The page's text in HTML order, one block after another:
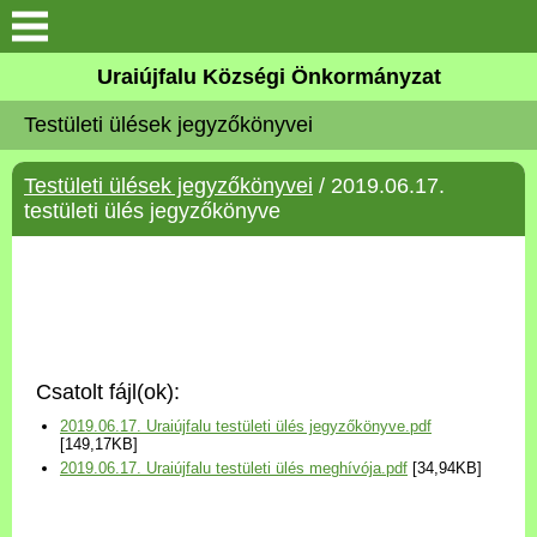
Köszöntő
Elérhetőségek
Uraiújfalu
Választási információk
Versenyképes Járások
Uraiújfalu Községi Önkormányzat
Testületi ülések jegyzőkönyvei
Testületi ülések jegyzőkönyvei / 2019.06.17.
testületi ülés jegyzőkönyve
Csatolt fájl(ok):
2019.06.17. Uraiújfalu testületi ülés jegyzőkönyve.pdf
[149,17KB]
2019.06.17. Uraiújfalu testületi ülés meghívója.pdf [34,94KB]